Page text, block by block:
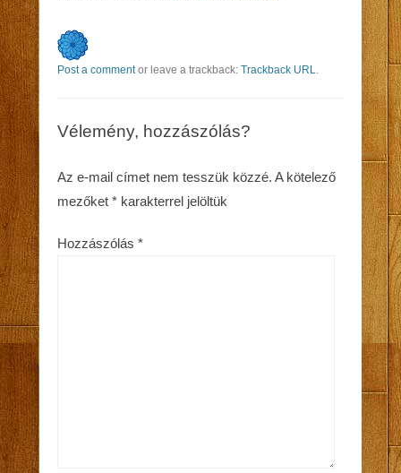
Post a commentor leave a trackback: Trackback URL.
Vélemény, hozzászólás?
Az e-mail címet nem tesszük közzé. A kötelező
mezőket * karakterrel jelöltük
Hozzászólás *